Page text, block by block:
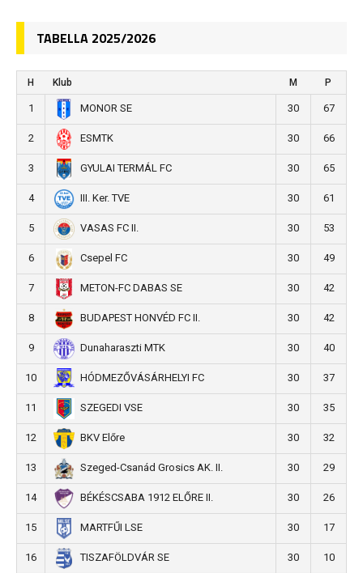
TABELLA 2025/2026
H Klub M P
1 MONOR SE 30 67
2 ESMTK 30 66
3 GYULAI TERMÁL FC 30 65
4 III. Ker. TVE 30 61
5 VASAS FC II. 30 53
6 Csepel FC 30 49
7 METON-FC DABAS SE 30 42
8 BUDAPEST HONVÉD FC II. 30 42
9 Dunaharaszti MTK 30 40
10 HÓDMEZŐVÁSÁRHELYI FC 30 37
11 SZEGEDI VSE 30 35
12 BKV Előre 30 32
13 Szeged-Csanád Grosics AK. II. 30 29
14 BÉKÉSCSABA 1912 ELŐRE II. 30 26
15 MARTFŰI LSE 30 17
16 TISZAFÖLDVÁR SE 30 10